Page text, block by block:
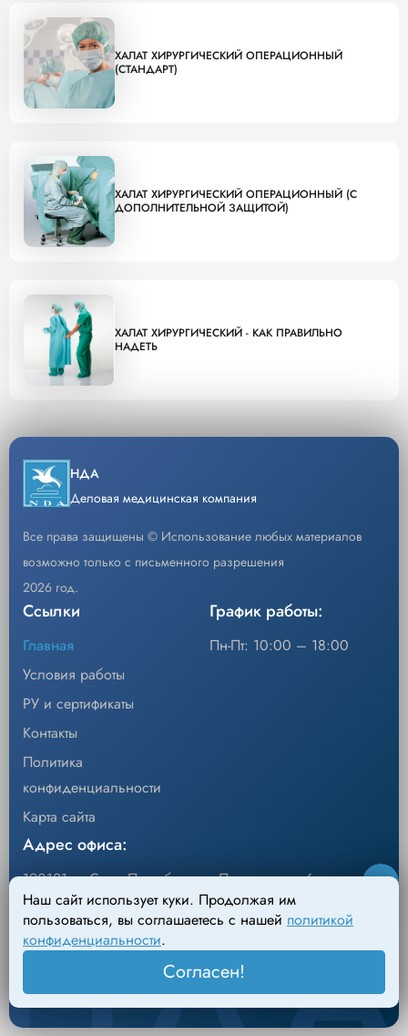
ХАЛАТ ХИРУРГИЧЕСКИЙ ОПЕРАЦИОННЫЙ
(СТАНДАРТ)
ХАЛАТ ХИРУРГИЧЕСКИЙ ОПЕРАЦИОННЫЙ (С
ДОПОЛНИТЕЛЬНОЙ ЗАЩИТОЙ)
ХАЛАТ ХИРУРГИЧЕСКИЙ - КАК ПРАВИЛЬНО
НАДЕТЬ
НДА
Деловая медицинская компания
Все права защищены © Использование любых материалов
возможно только с письменного разрешения
2026 год.
Ссылки
Главная
Условия работы
РУ и сертификаты
Контакты
Политика
конфиденциальности
Карта сайта
График работы:
Пн-Пт: 10:00 – 18:00
Адрес офиса:
190121, г. Санкт-Петербург, ул.Перевозная, 6
Адрес склада:
198095, г. Санкт-Петербург, Михайловский пер., д.4
Наш сайт использует куки. Продолжая им
пользоваться, вы соглашаетесь с нашей политикой
конфиденциальности.
Согласен!